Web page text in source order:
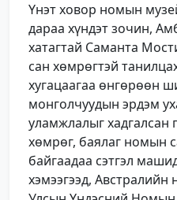
Үнэт ховор номын
дараа хүндэт зочин,
хатагтай Саманта
сан хөмрөгтэй
хугацаагаа өнгөрөөн
монголчуудын эрдэм
уламжлалыг хадгалсан
хөмрөг, баялаг номын
байгаадаа сэтгэл
хэмээгээд,